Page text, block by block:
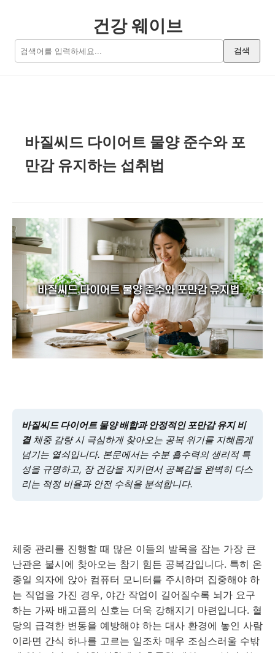
건강 웨이브
검색
바질씨드 다이어트 물양 준수와 포
만감 유지하는 섭취법
바질씨드 다이어트 물양 배합과 안정적인 포만감 유지 비
결체중 감량 시 극심하게 찾아오는 공복 위기를 지혜롭게
넘기는 열쇠입니다. 본문에서는 수분 흡수력의 생리적 특
성을 규명하고, 장 건강을 지키면서 공복감을 완벽히 다스
리는 적정 비율과 안전 수칙을 분석합니다.
체중 관리를 진행할 때 많은 이들의 발목을 잡는 가장 큰
난관은 불시에 찾아오는 참기 힘든 공복감입니다. 특히 온
종일 의자에 앉아 컴퓨터 모니터를 주시하며 집중해야 하
는 직업을 가진 경우, 야간 작업이 길어질수록 뇌가 요구
하는 가짜 배고픔의 신호는 더욱 강해지기 마련입니다. 혈
당의 급격한 변동을 예방해야 하는 대사 환경에 놓인 사람
이라면 간식 하나를 고르는 일조차 매우 조심스러울 수밖